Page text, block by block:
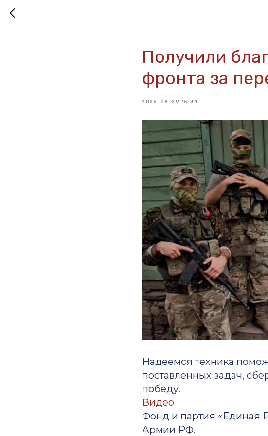
Получили
фронта за
2025-08-29 15:31
Надеемся техника
поставленных задач,
победу.
Видео
Фонд и партия «Единая
Армии РФ.